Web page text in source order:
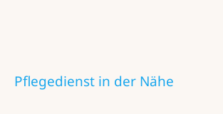
Pflegedienst in der Nähe